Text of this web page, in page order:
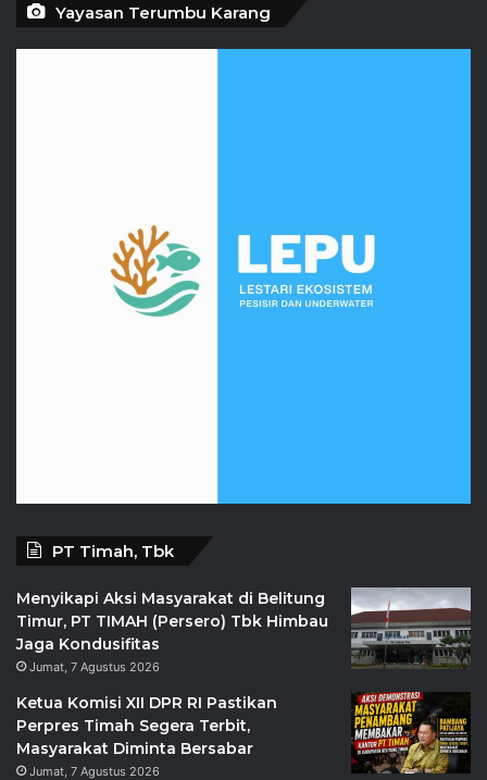
Yayasan Terumbu Karang
PT Timah, Tbk
Menyikapi Aksi Masyarakat di Belitung
Timur, PT TIMAH (Persero) Tbk Himbau
Jaga Kondusifitas
Jumat, 7 Agustus 2026
Ketua Komisi XII DPR RI Pastikan
Perpres Timah Segera Terbit,
Masyarakat Diminta Bersabar
Jumat, 7 Agustus 2026